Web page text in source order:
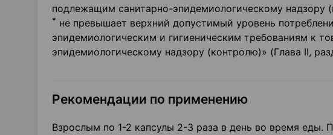
подлежащим санитарно-эпидемиологическому надзору
* не превышает верхний допустимый уровень
эпидемиологическим и гигиеническим требованиям к
эпидемиологическому надзору (контролю)» (Глава II,
Рекомендации по применению
Взрослым по 1-2 капсулы 2-3 раза в день во время